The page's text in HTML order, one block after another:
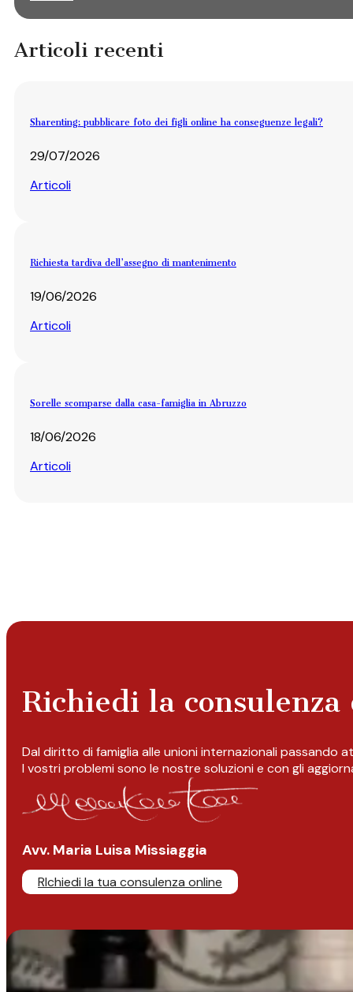
Articoli recenti
Sharenting: pubblicare foto dei figli online ha conseguenze legali?
29/07/2026
Articoli
Richiesta tardiva dell’assegno di mantenimento
19/06/2026
Articoli
Sorelle scomparse dalla casa-famiglia in Abruzzo
18/06/2026
Articoli
Richiedi la
Dal diritto di famiglia alle unioni internazionali passando
I vostri problemi sono le nostre soluzioni e con gli
Avv. Maria Luisa Missiaggia
RIchiedi la tua consulenza online